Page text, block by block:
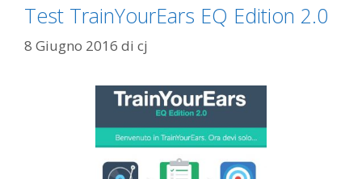
Test TrainYourEars EQ Edition 2.0
8 Giugno 2016 di cj